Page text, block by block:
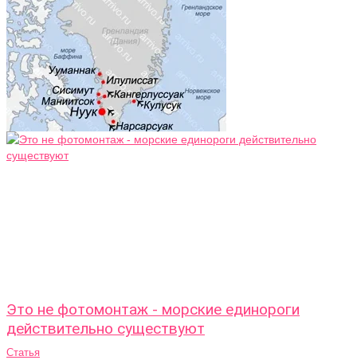
Это не фотомонтаж - морские единороги
действительно существуют
Статья